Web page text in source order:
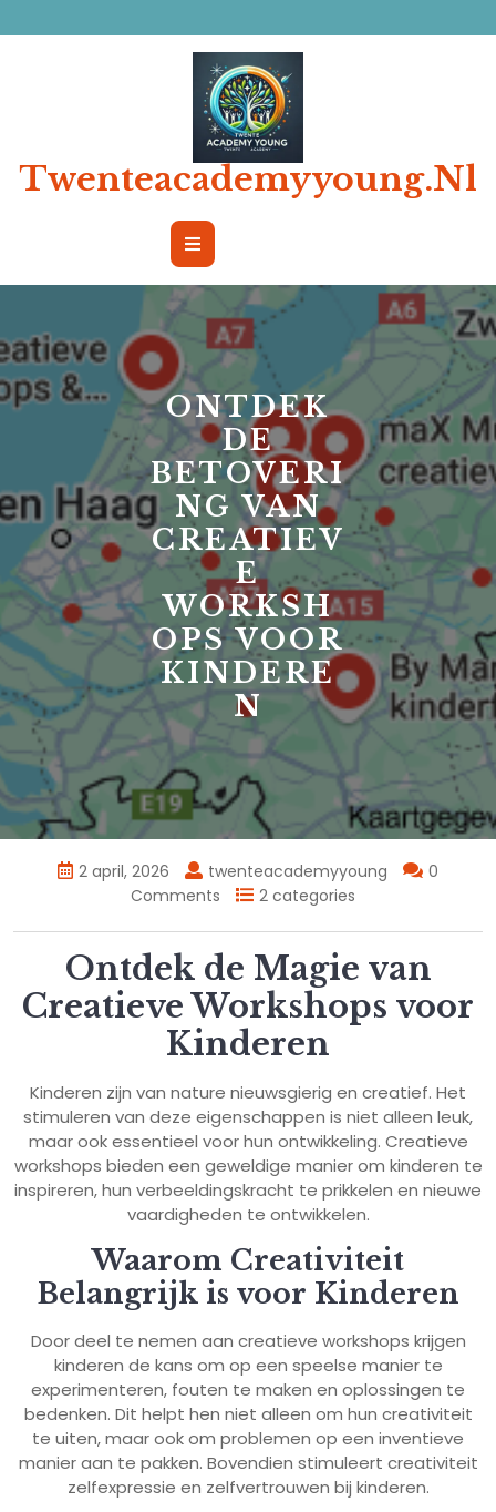
naar
Twenteacademyyoung.nl
Open
Button
ONTDEK
DE
BETOVERI
NG VAN
CREATIEV
E
WORKSH
OPS VOOR
KINDERE
N
2 april, 2026 twenteacademyyoung
0
Comments
2 categories
Ontdek de Magie van
Creatieve Workshops voor
Kinderen
Kinderen zijn van nature nieuwsgierig en creatief. Het
stimuleren van deze eigenschappen is niet alleen leuk,
maar ook essentieel voor hun ontwikkeling. Creatieve
workshops bieden een geweldige manier om kinderen te
inspireren, hun verbeeldingskracht te prikkelen en nieuwe
vaardigheden te ontwikkelen.
Waarom Creativiteit
Belangrijk is voor Kinderen
Door deel te nemen aan creatieve workshops krijgen
kinderen de kans om op een speelse manier te
experimenteren, fouten te maken en oplossingen te
bedenken. Dit helpt hen niet alleen om hun creativiteit
te uiten, maar ook om problemen op een inventieve
manier aan te pakken. Bovendien stimuleert creativiteit
zelfexpressie en zelfvertrouwen bij kinderen.